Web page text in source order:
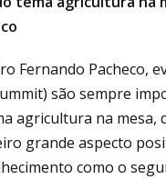
Fernando Pacheco,
são sempre
agricultura na mesa,
grande aspecto
como o